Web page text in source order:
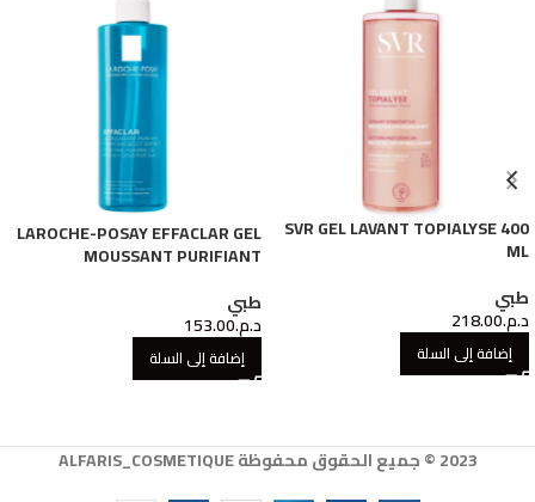
SVR GEL LAVANT TOPIALYSE 400
ML
طبي
د.م.218.00
إضافة إلى السلة
LAROCHE-POSAY EFFACLAR GEL
MOUSSANT PURIFIANT
طبي
د.م.153.00
إضافة إلى السلة
2023 © جميع الحقوق محفوظة ALFARIS_COSMETIQUE